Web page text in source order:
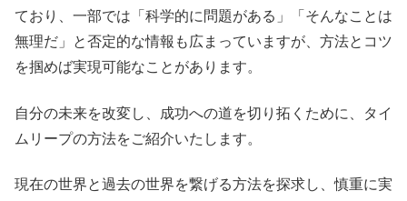
ており、一部では「科学的に問題がある」「そんなことは
無理だ」と否定的な情報も広まっていますが、方法とコツ
を掴めば実現可能なことがあります。
自分の未来を改変し、成功への道を切り拓くために、タイ
ムリープの方法をご紹介いたします。
現在の世界と過去の世界を繋げる方法を探求し、慎重に実